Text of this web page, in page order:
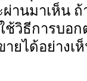
ผ่านมาเห็น
วิธีการบอ
ยได้อย่างเ